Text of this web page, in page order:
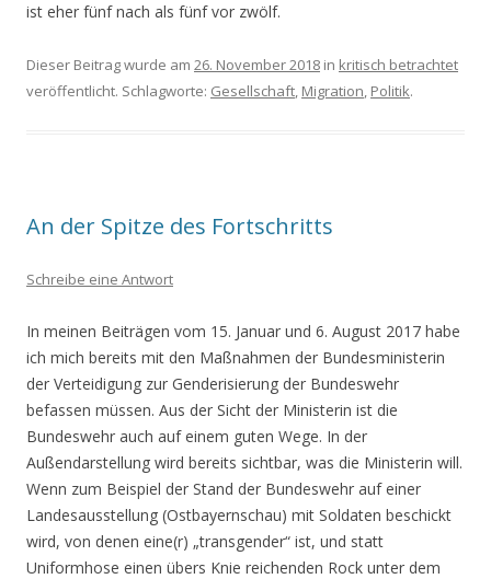
ist eher fünf nach als fünf vor zwölf.
Dieser Beitrag wurde am 26. November 2018 in kritisch betrachtet
veröffentlicht. Schlagworte: Gesellschaft, Migration, Politik.
An der Spitze des Fortschritts
Schreibe eine Antwort
In meinen Beiträgen vom 15. Januar und 6. August 2017 habe
ich mich bereits mit den Maßnahmen der Bundesministerin
der Verteidigung zur Genderisierung der Bundeswehr
befassen müssen. Aus der Sicht der Ministerin ist die
Bundeswehr auch auf einem guten Wege. In der
Außendarstellung wird bereits sichtbar, was die Ministerin will.
Wenn zum Beispiel der Stand der Bundeswehr auf einer
Landesausstellung (Ostbayernschau) mit Soldaten beschickt
wird, von denen eine(r) „transgender“ ist, und statt
Uniformhose einen übers Knie reichenden Rock unter dem